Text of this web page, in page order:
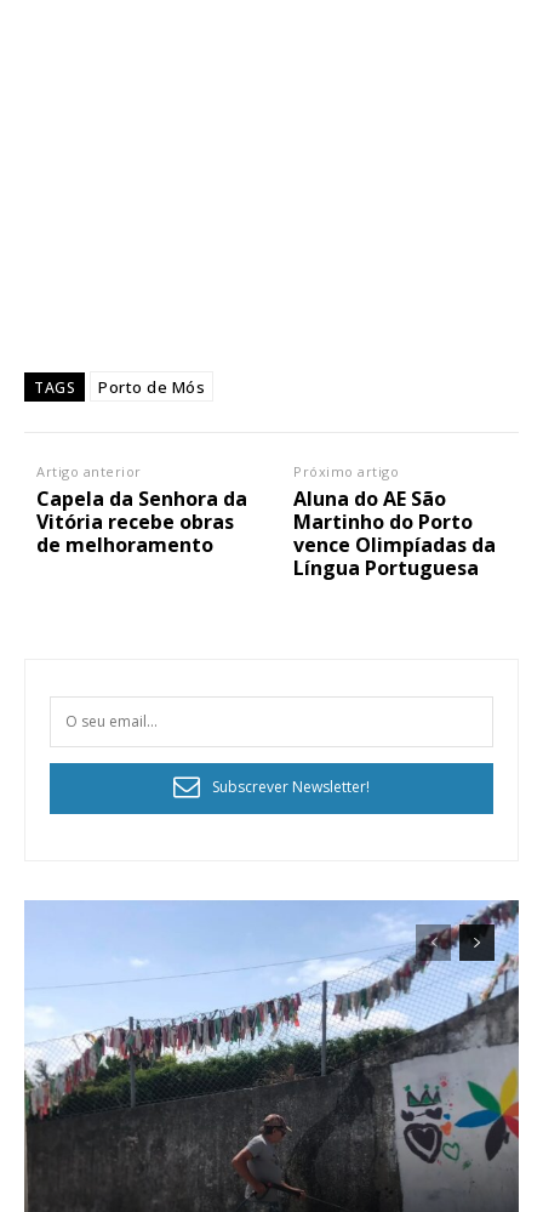
TAGS Porto de Mós
Artigo anterior
Capela da Senhora da
Vitória recebe obras
de melhoramento
Próximo artigo
Aluna do AE São
Martinho do Porto
vence Olimpíadas da
Língua Portuguesa
Subscrever Newsletter!